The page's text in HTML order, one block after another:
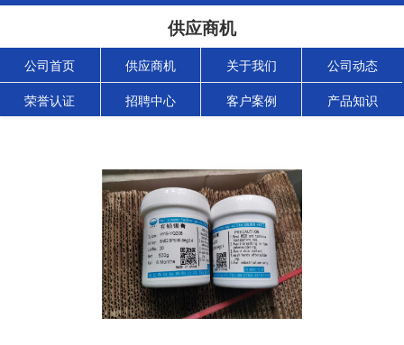
供应商机
公司首页 供应商机 关于我们 公司动态
荣誉认证 招聘中心 客户案例 产品知识